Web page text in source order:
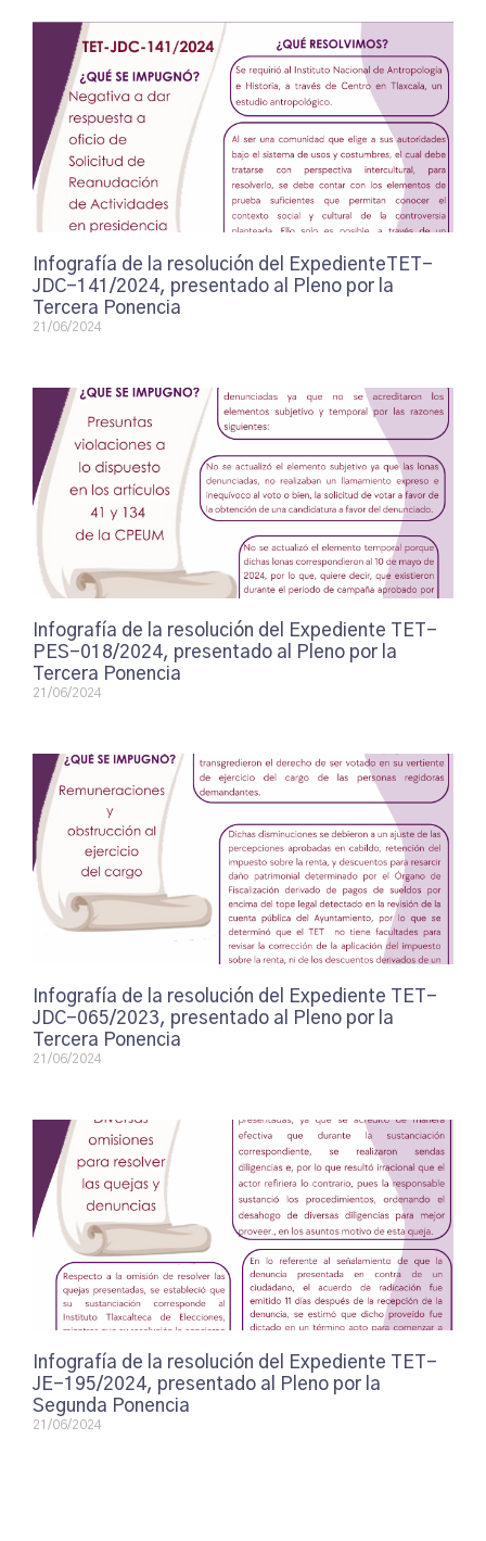
Infografía de la resolución del ExpedienteTET-
JDC-141/2024, presentado al Pleno por la
Tercera Ponencia
21/06/2024
Infografía de la resolución del Expediente TET-
PES-018/2024, presentado al Pleno por la
Tercera Ponencia
21/06/2024
Infografía de la resolución del Expediente TET-
JDC-065/2023, presentado al Pleno por la
Tercera Ponencia
21/06/2024
Infografía de la resolución del Expediente TET-
JE-195/2024, presentado al Pleno por la
Segunda Ponencia
21/06/2024